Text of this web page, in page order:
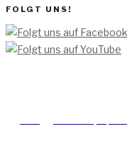
FOLGT UNS!